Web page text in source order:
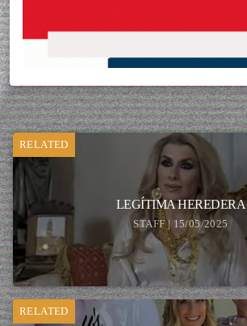
RELATED
LEGÍTIMA HEREDERA
STAFF | 15/05/2025
RELATED